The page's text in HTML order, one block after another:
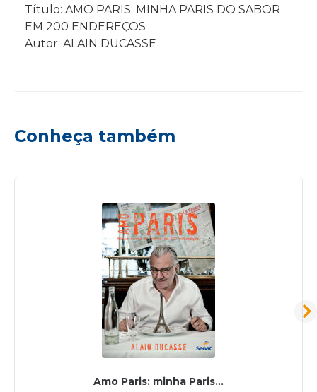
Título: AMO PARIS: MINHA PARIS DO SABOR
EM 200 ENDEREÇOS
Autor: ALAIN DUCASSE
Conheça também
Amo Paris: minha Paris...